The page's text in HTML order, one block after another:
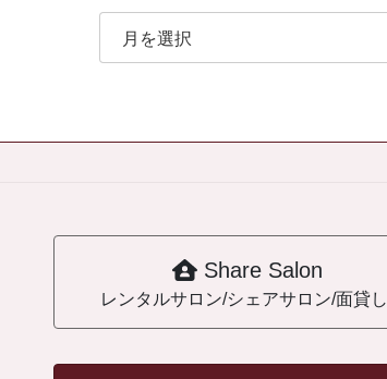
月
ア
ブ
Share Salon
レンタルサロン/シェアサロン/面貸し